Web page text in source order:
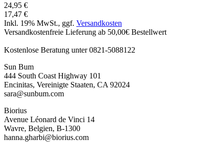
24,95 €
17,47 €
Inkl. 19% MwSt., ggf. Versandkosten
Versandkostenfreie Lieferung ab 50,00€ Bestellwert
Kostenlose Beratung unter 0821-5088122
Sun Bum
444 South Coast Highway 101
Encinitas, Vereinigte Staaten, CA 92024
sara@sunbum.com
Biorius
Avenue Léonard de Vinci 14
Wavre, Belgien, B-1300
hanna.gharbi@biorius.com